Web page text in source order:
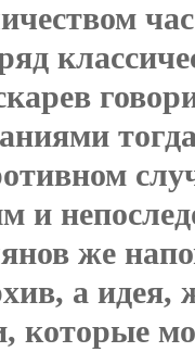
и
же
а идея,
которые